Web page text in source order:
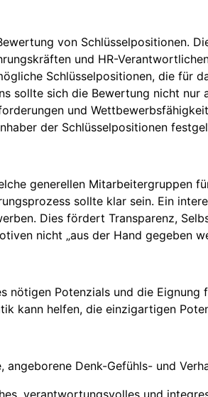
von Schlüsselpositionen.
und HR-
Schlüsselpositionen, die für
sollte sich die Bewertung nicht nur
und
der Schlüsselpositionen
generellen Mitarbeitergruppen
sollte klar sein. Ein
Dies fördert Transparenz,
nicht „aus der Hand gegeben
nötigen Potenzials und die
kann helfen, die einzigartigen
Denk-Gefühls- und
verantwortungsvolles und